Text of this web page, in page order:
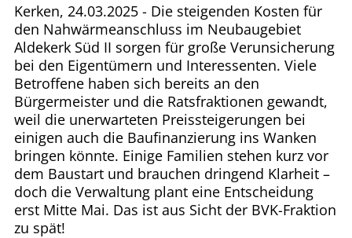
Kerken, 24.03.2025 - Die steigenden Kosten für
den Nahwärmeanschluss im Neubaugebiet
Aldekerk Süd II sorgen für große Verunsicherung
bei den Eigentümern und Interessenten. Viele
Betroffene haben sich bereits an den
Bürgermeister und die Ratsfraktionen gewandt,
weil die unerwarteten Preissteigerungen bei
einigen auch die Baufinanzierung ins Wanken
bringen könnte. Einige Familien stehen kurz vor
dem Baustart und brauchen dringend Klarheit –
doch die Verwaltung plant eine Entscheidung
erst Mitte Mai. Das ist aus Sicht der BVK-Fraktion
zu spät!